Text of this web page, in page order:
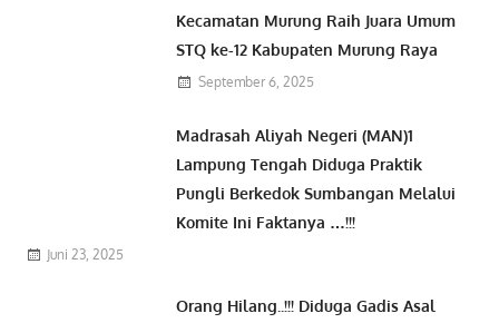
Kecamatan Murung Raih Juara Umum
STQ ke-12 Kabupaten Murung Raya
September 6, 2025
Madrasah Aliyah Negeri (MAN)1
Lampung Tengah Diduga Praktik
Pungli Berkedok Sumbangan Melalui
Komite Ini Faktanya …!!!
Juni 23, 2025
Orang Hilang..!!! Diduga Gadis Asal